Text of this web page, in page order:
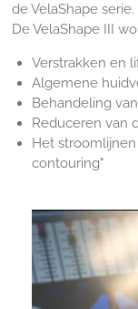
de VelaShape serie.
De VelaShape III
Verstrakken en
Algemene
Behandeling
Reduceren van
Het
contouring"